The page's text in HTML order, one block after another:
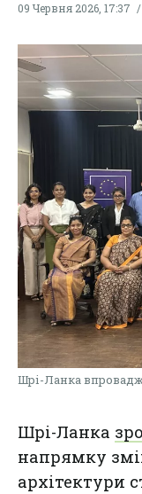
09 Червня 2026, 17:37
Шрі-Ланка
Шрі-Ланка
напрямку
архітектури